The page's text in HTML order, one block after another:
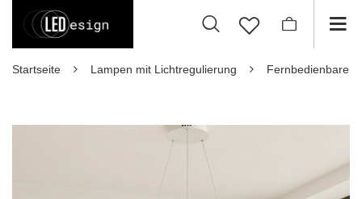
Startseite Lampen mit Lichtregulierung Fernbedienbare